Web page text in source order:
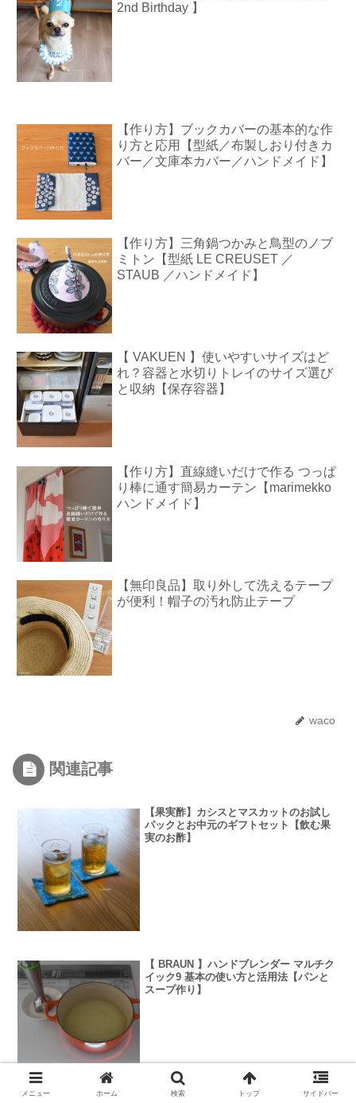
2nd Birthday 】
【作り方】ブックカバーの基本的な作
り方と応用【型紙／布製しおり付きカ
バー／文庫本カバー／ハンドメイド】
【作り方】三角鍋つかみと鳥型のノブ
ミトン【型紙 LE CREUSET ／
STAUB ／ハンドメイド】
【 VAKUEN 】使いやすいサイズはど
れ？容器と水切りトレイのサイズ選び
と収納【保存容器】
【作り方】直線縫いだけで作る つっぱ
り棒に通す簡易カーテン【marimekko
ハンドメイド】
【無印良品】取り外して洗えるテープ
が便利！帽子の汚れ防止テープ
waco
関連記事
【果実酢】カシスとマスカットのお試し
パックとお中元のギフトセット【飲む果
実のお酢】
【 BRAUN 】ハンドブレンダー マルチク
イック9 基本の使い方と活用法【パンと
スープ作り】
メニュー ホーム 検索 トップ サイドバー